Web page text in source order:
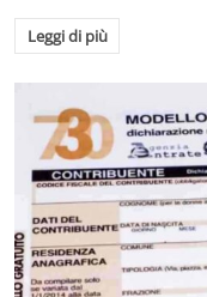
Leggi di più